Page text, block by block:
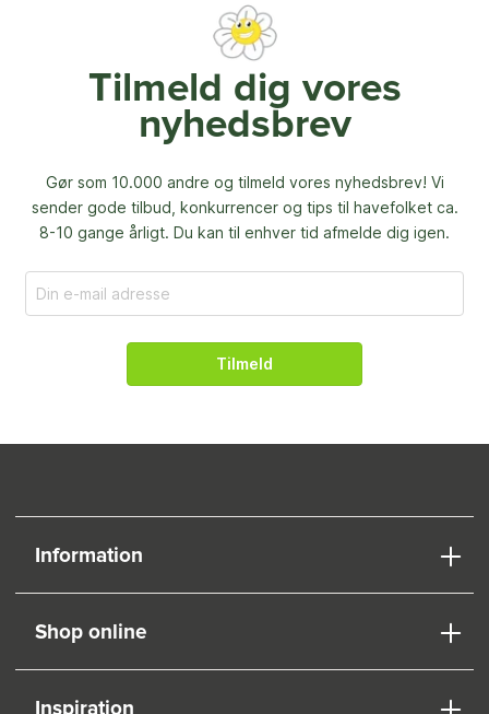
Tilmeld dig vores
nyhedsbrev
Gør som 10.000 andre og tilmeld vores nyhedsbrev! Vi
sender gode tilbud, konkurrencer og tips til havefolket ca.
8-10 gange årligt. Du kan til enhver tid afmelde dig igen.
Tilmeld
Information
Shop online
Inspiration